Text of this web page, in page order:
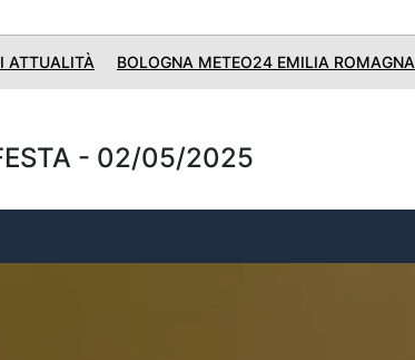
ATTUALITÀ BOLOGNA METEO24 EMILIA ROMAGNA
- 02/05/2025